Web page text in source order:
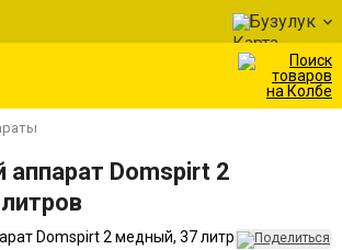
Бузулук
Domspirt 2